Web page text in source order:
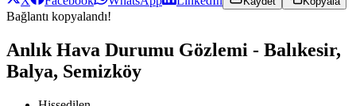
Bağlantı kopyalandı!
Anlık Hava Durumu Gözlemi - Balıkesir,
Balya, Semizköy